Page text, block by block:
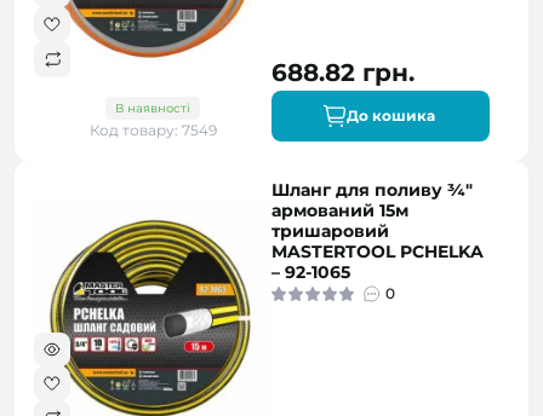
В наявності
Код товару: 7549
688.82 грн.
До кошика
Шланг для поливу ¾"
армований 15м
тришаровий
MASTERTOOL PCHELKA
– 92-1065
0